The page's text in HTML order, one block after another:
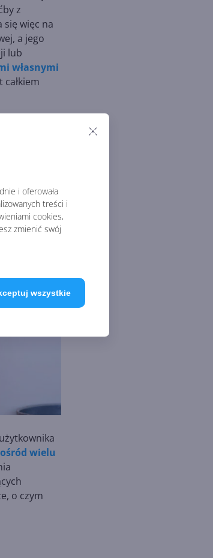
i oferowała
treści i
cookies,
zmienić swój
wszystkie
z
się więc na
a jego
lub
własnymi
wielu
o czym